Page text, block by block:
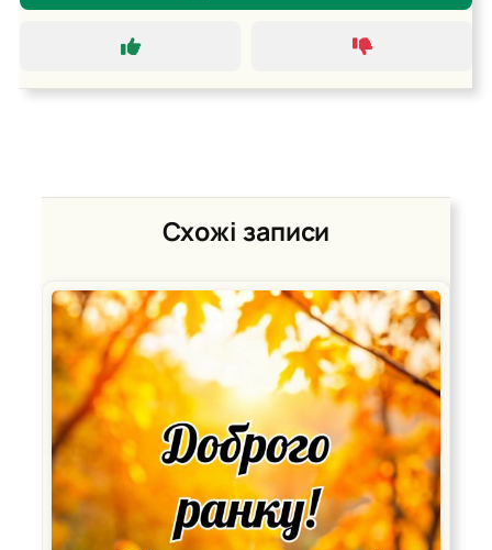
Схожі записи